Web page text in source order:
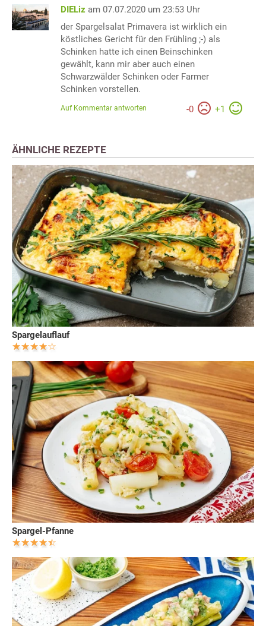
DIELiz am 07.07.2020 um 23:53 Uhr
der Spargelsalat Primavera ist wirklich ein
köstliches Gericht für den Frühling ;-) als
Schinken hatte ich einen Beinschinken
gewählt, kann mir aber auch einen
Schwarzwälder Schinken oder Farmer
Schinken vorstellen.
-0 +1
Auf Kommentar antworten
ÄHNLICHE REZEPTE
Spargelauflauf
Spargel-Pfanne